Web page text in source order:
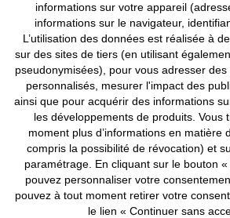
Prix indiqués TVA comprise avec en sus
CGV Données personnelles
Mentions légales Résilier
©2026 bonprix.Tous droits
Deutsch Français
informations sur votre appareil
informations sur le navigateur,
L’utilisation des données est réalisée à
sur des sites de tiers (en utilisant
pseudonymisées), pour vous adresser
personnalisés, mesurer l'impact des
ainsi que pour acquérir des informations
les développements de produits. Vous
moment plus d’informations en matière
compris la possibilité de révocation) et
paramétrage. En cliquant sur le bouton
pouvez personnaliser votre
pouvez à tout moment retirer votre
le lien « Continuer sans